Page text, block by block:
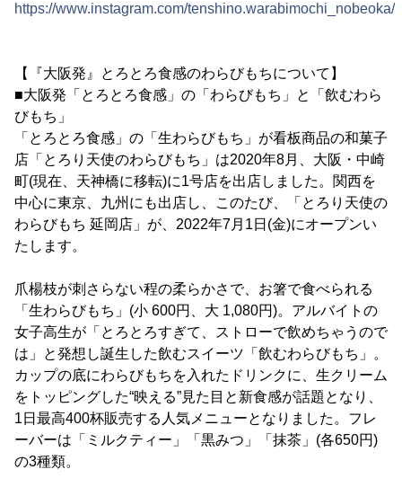
https://www.instagram.com/tenshino.warabimochi_nobeoka/
【『大阪発』とろとろ食感のわらびもちについて】
■大阪発「とろとろ食感」の「わらびもち」と「飲むわら
びもち」
「とろとろ食感」の「生わらびもち」が看板商品の和菓子
店「とろり天使のわらびもち」は2020年8月、大阪・中崎
町(現在、天神橋に移転)に1号店を出店しました。関西を
中心に東京、九州にも出店し、このたび、「とろり天使の
わらびもち 延岡店」が、2022年7月1日(金)にオープンい
たします。
爪楊枝が刺さらない程の柔らかさで、お箸で食べられる
「生わらびもち」(小 600円、大 1,080円)。アルバイトの
女子高生が「とろとろすぎて、ストローで飲めちゃうので
は」と発想し誕生した飲むスイーツ「飲むわらびもち」。
カップの底にわらびもちを入れたドリンクに、生クリーム
をトッピングした“映える”見た目と新食感が話題となり、
1日最高400杯販売する人気メニューとなりました。フレ
ーバーは「ミルクティー」「黒みつ」「抹茶」(各650円)
の3種類。